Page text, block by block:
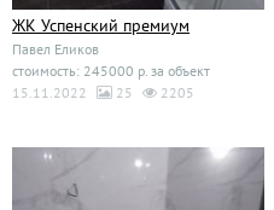
ЖК Успенский премиум
Павел Еликов
стоимость: 245000 р. за объект
15.11.2022
25 2205